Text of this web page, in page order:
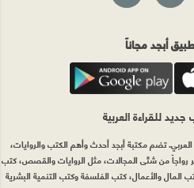
أبجد مجاناً
للقراءة العربية
تضم مكتبة أبجد أحدث وأهم الكتب والروايات،
رواجاً من شتّى المجالات، مثل الروايات والقصص، كتب
المال والأعمال، كتب الفلسفة وكتب التنمية البشرية